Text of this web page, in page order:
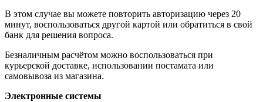
В этом случае вы можете повторить авторизацию через 20
минут, воспользоваться другой картой или обратиться в свой
банк для решения вопроса.
Безналичным расчётом можно воспользоваться при
курьерской доставке, использовании постамата или
самовывоза из магазина.
Электронные системы